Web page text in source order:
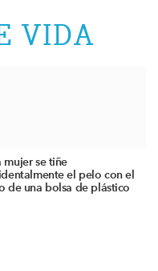
VIDA
mujer se tiñe
el pelo con el
de una bolsa de plástico